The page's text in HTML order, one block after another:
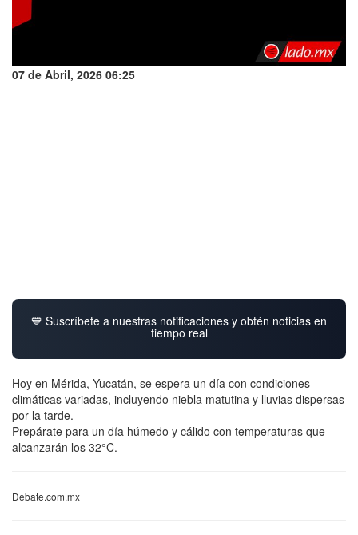
07 de Abril, 2026 06:25
💙 Suscríbete a nuestras notificaciones y obtén noticias en
tiempo real
Hoy en Mérida, Yucatán, se espera un día con condiciones
climáticas variadas, incluyendo niebla matutina y lluvias dispersas
por la tarde.
Prepárate para un día húmedo y cálido con temperaturas que
alcanzarán los 32°C.
Debate.com.mx